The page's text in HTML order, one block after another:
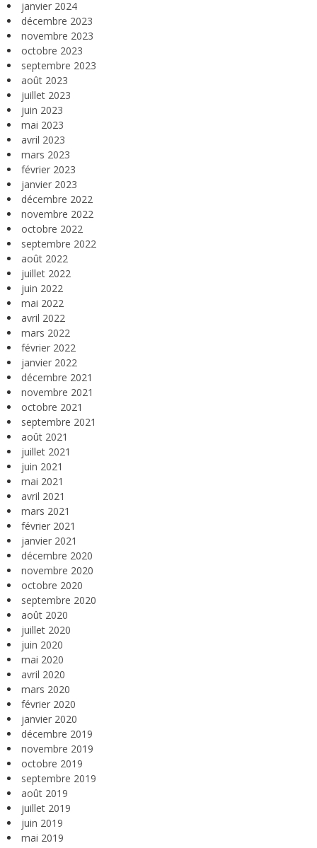
janvier 2024
décembre 2023
novembre 2023
octobre 2023
septembre 2023
août 2023
juillet 2023
juin 2023
mai 2023
avril 2023
mars 2023
février 2023
janvier 2023
décembre 2022
novembre 2022
octobre 2022
septembre 2022
août 2022
juillet 2022
juin 2022
mai 2022
avril 2022
mars 2022
février 2022
janvier 2022
décembre 2021
novembre 2021
octobre 2021
septembre 2021
août 2021
juillet 2021
juin 2021
mai 2021
avril 2021
mars 2021
février 2021
janvier 2021
décembre 2020
novembre 2020
octobre 2020
septembre 2020
août 2020
juillet 2020
juin 2020
mai 2020
avril 2020
mars 2020
février 2020
janvier 2020
décembre 2019
novembre 2019
octobre 2019
septembre 2019
août 2019
juillet 2019
juin 2019
mai 2019